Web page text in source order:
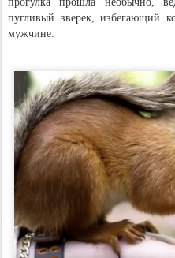
пугливый зверек, избегающий
мужчине.